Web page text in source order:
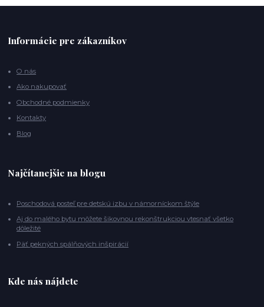
Informácie pre zákazníkov
O nás
Ako nakupovať
Obchodné podmienky
Kontakty
Blog
Najčítanejšie na blogu
Poschodová posteľ pre detskú izbu v námorníckom štýle
Aj do malého bytu môžete šikovnou rekonštrukciou vtesnať všetko
dôležité
Päť pekných spálňových inšpirácií
Kde nás nájdete